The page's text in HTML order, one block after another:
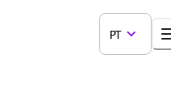
PT